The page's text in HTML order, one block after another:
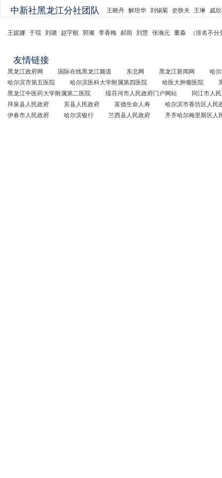
中新社黑龙江分社团队 王晓丹 解培华 刘锡菊 史轶夫 王琳 戚
王妮娜 于琨 刘璐 赵宇航 郭璨 李香梅 郝雨 刘慧 张瀚元 董淼 （排名不
友情链接
黑龙江政府网 国际在线黑龙江频道 东北网 黑龙江新闻网
哈
哈尔滨市第五医院
哈尔滨医科大学附属第四医院 哈医大肿瘤医院
黑龙江中医药大学附属第二医院
绥芬河市人民政府门户网站
同江市人
拜泉县人民政府
宾县人民政府 富德生命人寿
哈尔滨市香坊区人民
伊春市人民政府
哈尔滨银行 兰西县人民政府 齐齐哈尔梅里斯区人